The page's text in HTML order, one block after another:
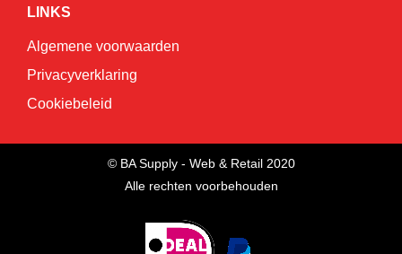
LINKS
Algemene voorwaarden
Privacyverklaring
Cookiebeleid
© BA Supply - Web & Retail 2020
Alle rechten voorbehouden